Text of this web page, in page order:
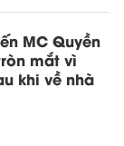
MC Quyền
mắt vì
khi về nhà